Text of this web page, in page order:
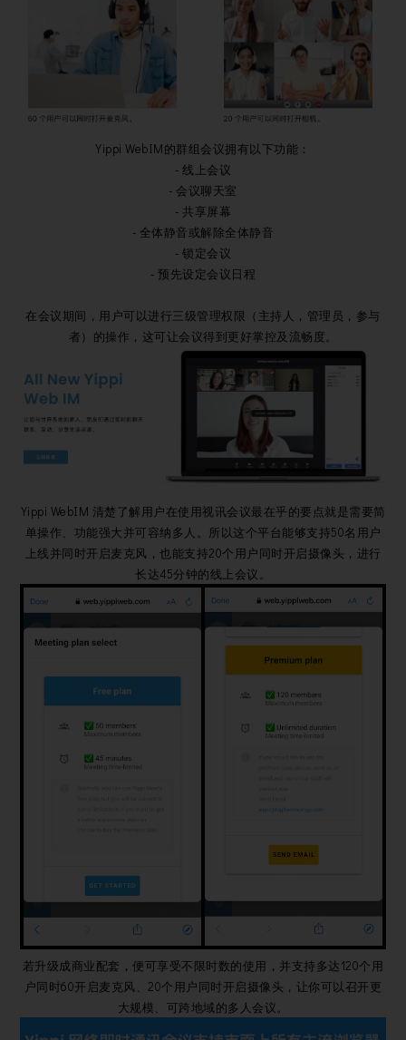
Yippi WebIM的群组会议拥有以下功能：
- 线上会议
- 会议聊天室
- 共享屏幕
- 全体静音或解除全体静音
- 锁定会议
- 预先设定会议日程
在会议期间，用户可以进行三级管理权限（主持人，管理员，参与
者）的操作，这可让会议得到更好掌控及流畅度。
Yippi WebIM 清楚了解用户在使用视讯会议最在乎的要点就是需要简
单操作、功能强大并可容纳多人。所以这个平台能够支持50名用户
上线并同时开启麦克风，也能支持20个用户同时开启摄像头，进行
长达45分钟的线上会议。
若升级成商业配套，便可享受不限时数的使用，并支持多达120个用
户同时60开启麦克风、20个用户同时开启摄像头，让你可以召开更
大规模、可跨地域的多人会议。